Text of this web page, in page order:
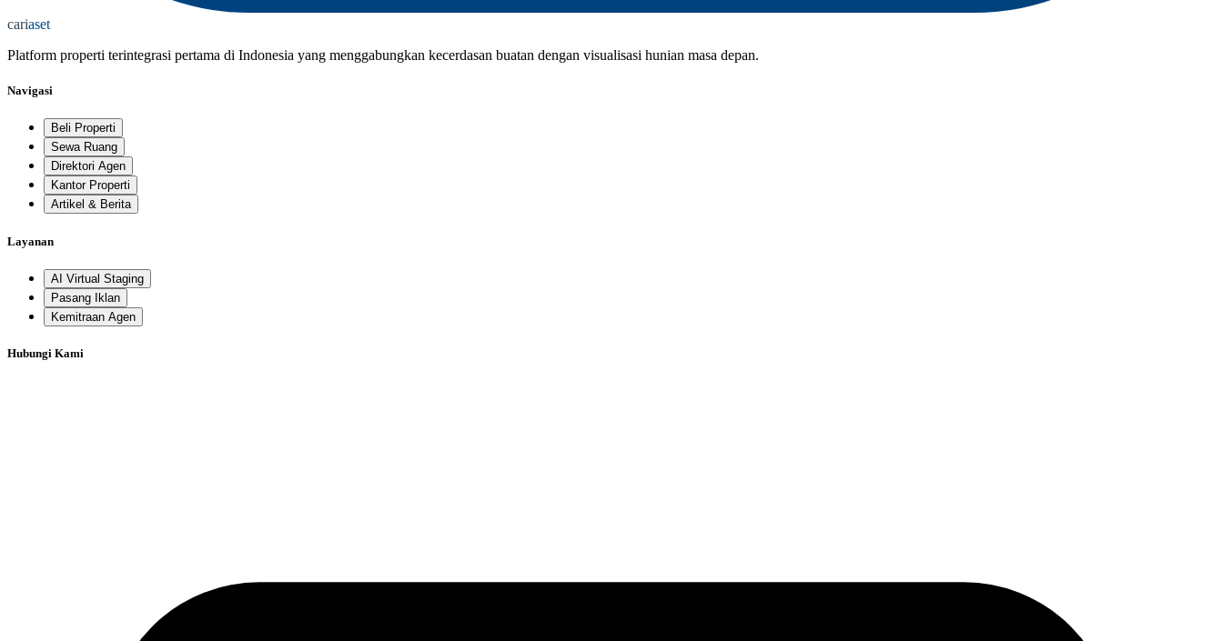
cariaset
Platform properti terintegrasi pertama di Indonesia yang menggabungkan kecerdasan buatan dengan visualisasi hunian masa depan.
Navigasi
Beli Properti
Sewa Ruang
Direktori Agen
Kantor Properti
Artikel & Berita
Layanan
AI Virtual Staging
Pasang Iklan
Kemitraan Agen
Hubungi Kami